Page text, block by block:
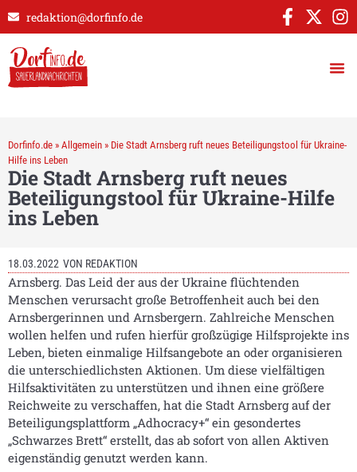
redaktion@dorfinfo.de
Dorfinfo.de » Allgemein » Die Stadt Arnsberg ruft neues Beteiligungstool für Ukraine-
Hilfe ins Leben
Die Stadt Arnsberg ruft neues
Beteiligungstool für Ukraine-Hilfe
ins Leben
18.03.2022 VON REDAKTION
Arnsberg. Das Leid der aus der Ukraine flüchtenden
Menschen verursacht große Betroffenheit auch bei den
Arnsbergerinnen und Arnsbergern. Zahlreiche Menschen
wollen helfen und rufen hierfür großzügige Hilfsprojekte ins
Leben, bieten einmalige Hilfsangebote an oder organisieren
die unterschiedlichsten Aktionen. Um diese vielfältigen
Hilfsaktivitäten zu unterstützen und ihnen eine größere
Reichweite zu verschaffen, hat die Stadt Arnsberg auf der
Beteiligungsplattform „Adhocracy+“ ein gesondertes
„Schwarzes Brett“ erstellt, das ab sofort von allen Aktiven
eigenständig genutzt werden kann.